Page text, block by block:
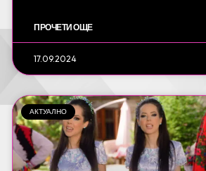
ПРОЧЕТИ ОЩЕ
17.09.2024
АКТУАЛНО